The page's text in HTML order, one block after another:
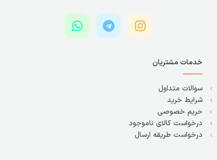
خدمات مشتریان
سوالات متداول
شرایط خرید
حریم خصوصی
درخواست کالای ناموجود
درخواست طریقه ارسال